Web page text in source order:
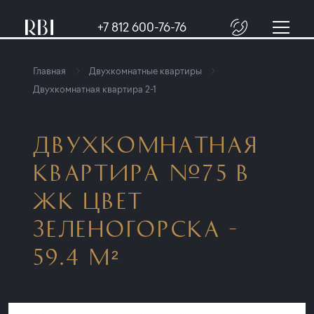
+7 812 600-76-76
Главная
Двухкомнатные квартиры
Двухкомнатная квартира 2-1
ДВУХКОМНАТНАЯ
КВАРТИРА №75 В
ЖК ЦВЕТ
ЗЕЛЕНОГОРСКА -
59.4 М²